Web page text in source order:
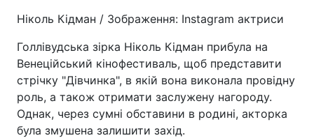
Ніколь Кідман / Зображення: Instagram актриси
Голлівудська зірка Ніколь Кідман прибула на
Венеційський кінофестиваль, щоб представити
стрічку "Дівчинка", в якій вона виконала провідну
роль, а також отримати заслужену нагороду.
Однак, через сумні обставини в родині, акторка
була змушена залишити захід.